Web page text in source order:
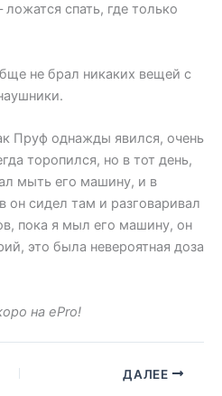
ложатся спать, где только
не брал никаких вещей с
Пруф однажды явился, очень
торопился, но в тот день,
мыть его машину, и в
он сидел там и разговаривал
пока я мыл его машину, он
это была невероятная доза
на ePro!
ДАЛЕЕ